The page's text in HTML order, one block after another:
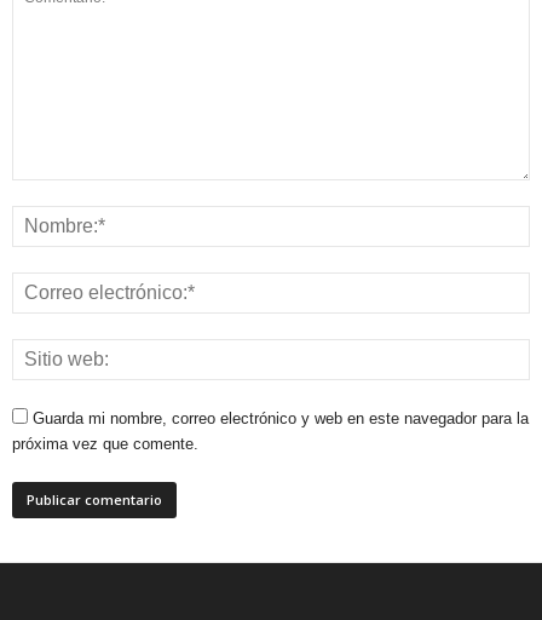
Guarda mi nombre, correo electrónico y web en este navegador para la
próxima vez que comente.